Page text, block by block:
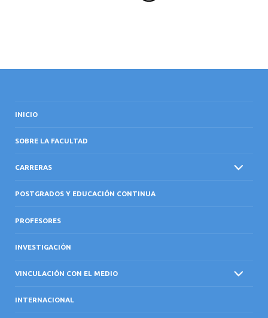
INICIO
SOBRE LA FACULTAD
CARRERAS
POSTGRADOS Y EDUCACIÓN CONTINUA
PROFESORES
INVESTIGACIÓN
VINCULACIÓN CON EL MEDIO
INTERNACIONAL